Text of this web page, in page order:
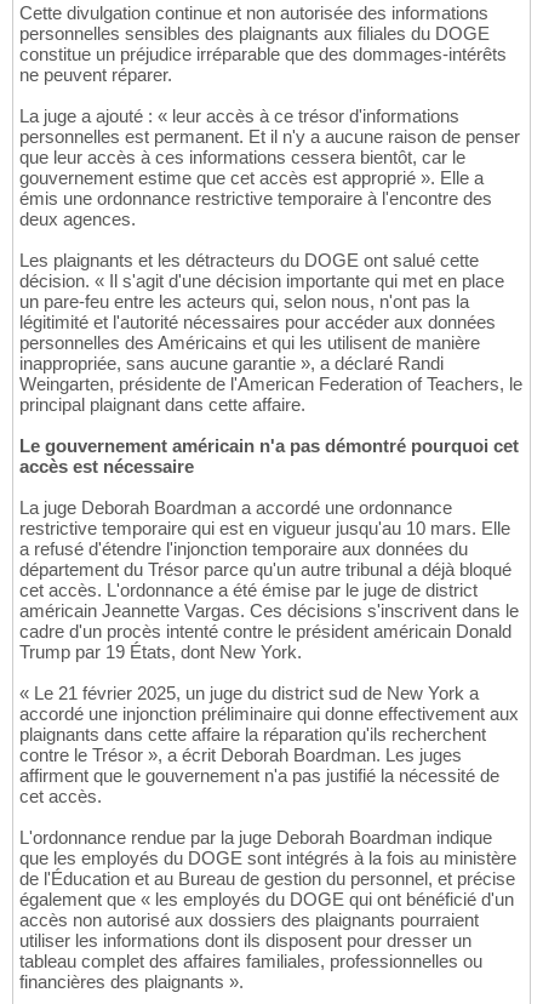
Cette divulgation continue et non autorisée des informations
personnelles sensibles des plaignants aux filiales du DOGE
constitue un préjudice irréparable que des dommages-intérêts
ne peuvent réparer.
La juge a ajouté : « leur accès à ce trésor d'informations
personnelles est permanent. Et il n'y a aucune raison de penser
que leur accès à ces informations cessera bientôt, car le
gouvernement estime que cet accès est approprié ». Elle a
émis une ordonnance restrictive temporaire à l'encontre des
deux agences.
Les plaignants et les détracteurs du DOGE ont salué cette
décision. « Il s'agit d'une décision importante qui met en place
un pare-feu entre les acteurs qui, selon nous, n'ont pas la
légitimité et l'autorité nécessaires pour accéder aux données
personnelles des Américains et qui les utilisent de manière
inappropriée, sans aucune garantie », a déclaré Randi
Weingarten, présidente de l'American Federation of Teachers, le
principal plaignant dans cette affaire.
Le gouvernement américain n'a pas démontré pourquoi cet
accès est nécessaire
La juge Deborah Boardman a accordé une ordonnance
restrictive temporaire qui est en vigueur jusqu'au 10 mars. Elle
a refusé d'étendre l'injonction temporaire aux données du
département du Trésor parce qu'un autre tribunal a déjà bloqué
cet accès. L'ordonnance a été émise par le juge de district
américain Jeannette Vargas. Ces décisions s'inscrivent dans le
cadre d'un procès intenté contre le président américain Donald
Trump par 19 États, dont New York.
« Le 21 février 2025, un juge du district sud de New York a
accordé une injonction préliminaire qui donne effectivement aux
plaignants dans cette affaire la réparation qu'ils recherchent
contre le Trésor », a écrit Deborah Boardman. Les juges
affirment que le gouvernement n'a pas justifié la nécessité de
cet accès.
L'ordonnance rendue par la juge Deborah Boardman indique
que les employés du DOGE sont intégrés à la fois au ministère
de l'Éducation et au Bureau de gestion du personnel, et précise
également que « les employés du DOGE qui ont bénéficié d'un
accès non autorisé aux dossiers des plaignants pourraient
utiliser les informations dont ils disposent pour dresser un
tableau complet des affaires familiales, professionnelles ou
financières des plaignants ».